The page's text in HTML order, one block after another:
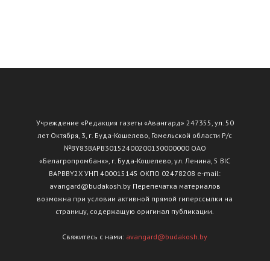
Учреждение «Редакция газеты «Авангард» 247355, ул. 50
лет Октября, 3, г. Буда-Кошелево, Гомельской области Р/с
№ВY83ВАРВ30152400200130000000 ОАО
«Белагропромбанк», г. Буда-Кошелево, ул. Ленина, 5 BIC
BAPBBY2X УНП 400015145 ОКПО 02478208 e-mail:
avangard@budakosh.by Перепечатка материалов
возможна при условии активной прямой гиперссылки на
страницу, содержащую оригинал публикации.
Свяжитесь с нами: avangard@budakosh.by